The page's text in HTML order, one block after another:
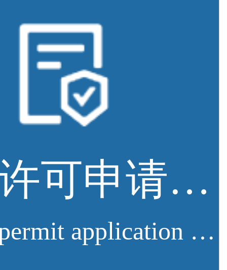
排污许可申请服务
Sewage permit application service